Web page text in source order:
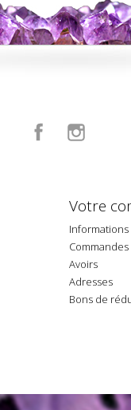
Facebook
Votre
Commandes
Avoirs
Adresses
Bons de